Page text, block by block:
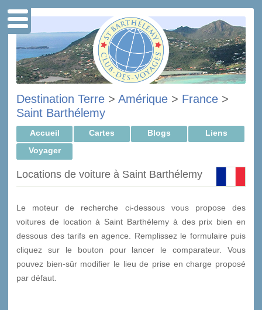
Destination Terre > Amérique > France >
Saint Barthélemy
Accueil Cartes Blogs
Liens
Voyager
Locations de voiture à Saint Barthélemy
Le moteur de recherche ci-dessous vous propose des
voitures de location à Saint Barthélemy à des prix bien en
dessous des tarifs en agence. Remplissez le formulaire puis
cliquez sur le bouton pour lancer le comparateur. Vous
pouvez bien-sûr modifier le lieu de prise en charge proposé
par défaut.